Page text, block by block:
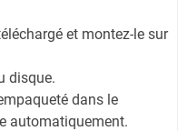
et montez-le sur
disque.
dans le
automatiquement.